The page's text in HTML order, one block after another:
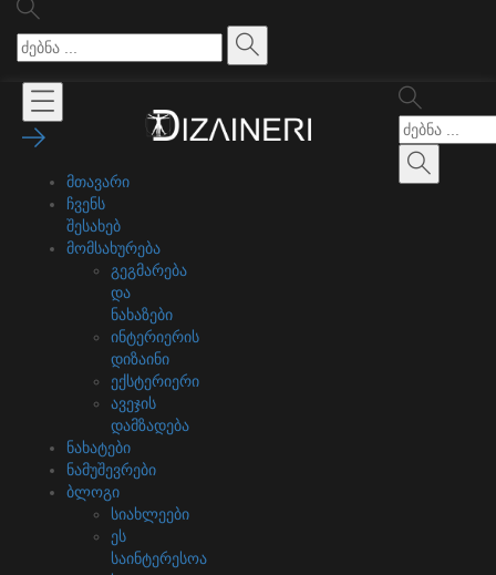
მთავარი
ჩვენს
შესახებ
მომსახურება
გეგმარება
და
ნახაზები
ინტერიერის
დიზაინი
ექსტერიერი
ავეჯის
დამზადება
ნახატები
ნამუშევრები
ბლოგი
სიახლეები
ეს
საინტერესოა